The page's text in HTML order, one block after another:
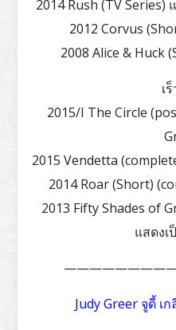
2014 Rush (TV Series)
2012 Corvus
2008 Alice & Huck
เ
2015/I The Circle
2015 Vendetta
2014 Roar (Short)
2013 Fifty Shades of
แสดงเ
Judy Greer จูดี้ เ